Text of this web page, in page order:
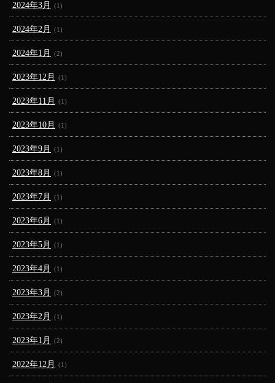
2024年3月 (1)
2024年2月 (1)
2024年1月 (2)
2023年12月 (1)
2023年11月 (1)
2023年10月 (1)
2023年9月 (1)
2023年8月 (1)
2023年7月 (1)
2023年6月 (1)
2023年5月 (1)
2023年4月 (1)
2023年3月 (2)
2023年2月 (1)
2023年1月 (2)
2022年12月 (1)